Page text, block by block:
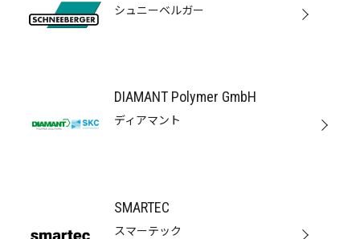
シュニーベルガー
DIAMANT Polymer GmbH
ディアマント
SMARTEC
スマーテック